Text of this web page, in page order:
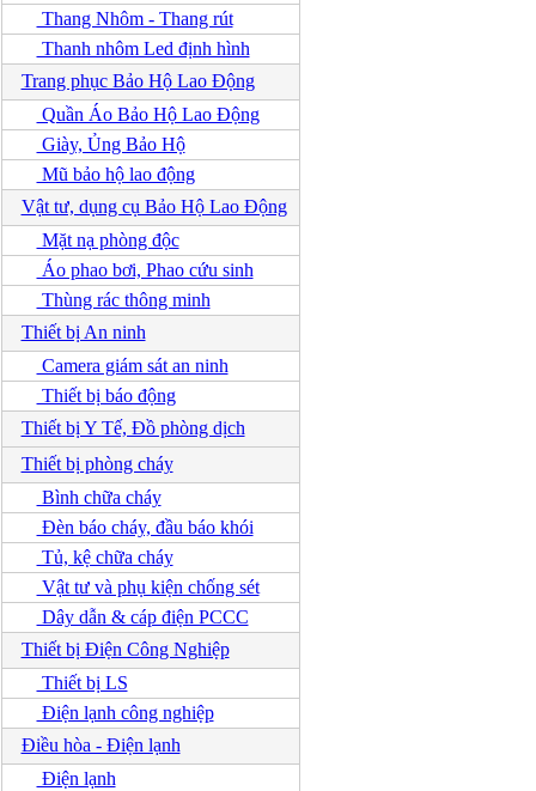
Thang Nhôm - Thang rút
Thanh nhôm Led định hình
Trang phục Bảo Hộ Lao Động
Quần Áo Bảo Hộ Lao Động
Giày, Ủng Bảo Hộ
Mũ bảo hộ lao động
Vật tư, dụng cụ Bảo Hộ Lao Động
Mặt nạ phòng độc
Áo phao bơi, Phao cứu sinh
Thùng rác thông minh
Thiết bị An ninh
Camera giám sát an ninh
Thiết bị báo động
Thiết bị Y Tế, Đồ phòng dịch
Thiết bị phòng cháy
Bình chữa cháy
Đèn báo cháy, đầu báo khói
Tủ, kệ chữa cháy
Vật tư và phụ kiện chống sét
Dây dẫn & cáp điện PCCC
Thiết bị Điện Công Nghiệp
Thiết bị LS
Điện lạnh công nghiệp
Điều hòa - Điện lạnh
Điện lạnh